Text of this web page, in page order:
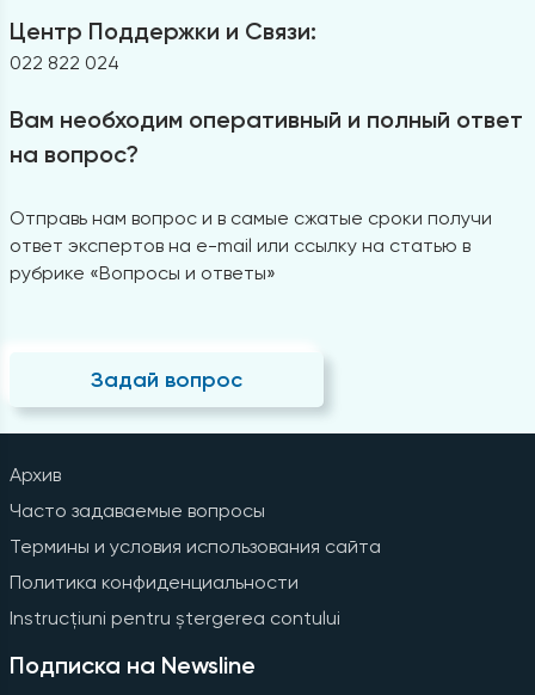
Центр Поддержки и Связи:
022 822 024
Вам необходим оперативный и полный ответ
на вопрос?
Отправь нам вопрос и в самые сжатые сроки получи
ответ экспертов на e-mail или ссылку на статью в
рубрике «Вопросы и ответы»
Задай вопрос
Архив
Часто задаваемые вопросы
Термины и условия использования сайта
Политика конфиденциальности
Instrucțiuni pentru ștergerea contului
Подписка на Newsline